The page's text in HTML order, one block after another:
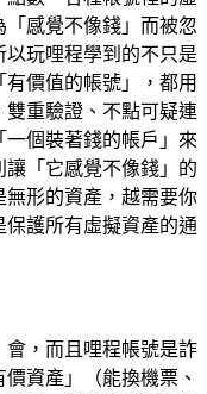
感覺不像錢」而被忽
玩哩程學到的不只是
價值的帳號」，都用
重驗證、不點可疑連
個裝著錢的帳戶」來
「它感覺不像錢」的
形的資產，越需要你
護所有虛擬資產的通
會，而且哩程帳號是詐
資產」（能換機票、